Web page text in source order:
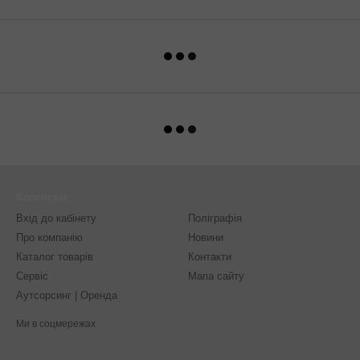
Вхід до кабінету
Про компанію
Каталог товарів
Сервіс
Аутсорсинг | Оренда
Поліграфія
Новини
Контакти
Мапа сайту
Ми в соцмережах